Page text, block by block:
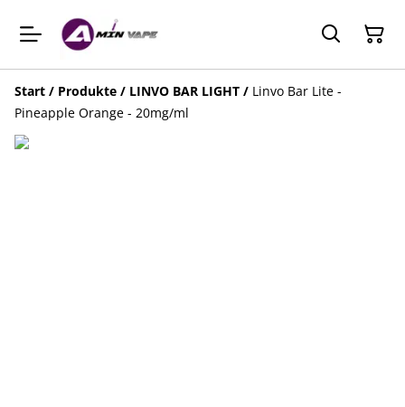
Start / Produkte / LINVO BAR LIGHT / Linvo Bar Lite -
Pineapple Orange - 20mg/ml